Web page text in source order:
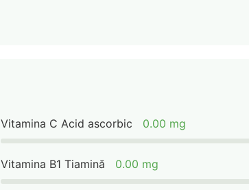
Vitamina C Acid ascorbic 0.00 mg
Vitamina B1 Tiamină 0.00 mg